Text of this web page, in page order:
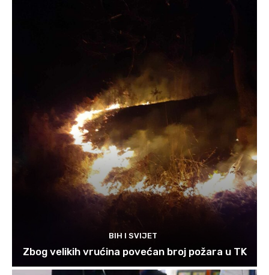
BIH I SVIJET
Zbog velikih vrućina povećan broj požara u TK